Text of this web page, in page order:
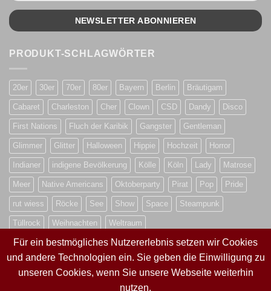
PRODUKT-SCHLAGWÖRTER
20er 30er 70er 80er Bayern Berlin Bräutigam
Cabaret Charleston Cher Clown CSD Dandy Disco
First Nations Fluch der Karibik Gangster Gentleman
Glimmer Glitter Halloween Hippie Hochzeit Horror
Indianer indigene Bevölkerung Kölle Köln Lady Matrose
Meer Native Americans Oktoberparty Pirat Pop Pride
rut wiess Röcke See Show Space Steampunk
Tüllrock Weihnachten Weltraum
VERTRAG WIDERRUFEN
Für ein bestmögliches Nutzererlebnis setzen wir Cookies
und andere Technologien ein. Sie geben die Einwilligung zu
unseren Cookies, wenn Sie unsere Webseite weiterhin
nutzen.